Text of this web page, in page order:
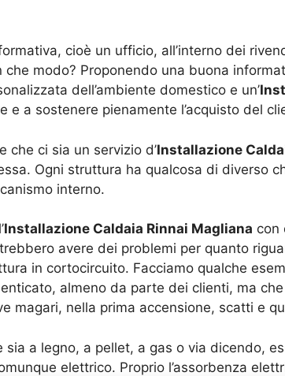
cioè un ufficio, all’interno dei
modo? Proponendo una buona
dell’ambiente domestico e un’
a sostenere pienamente l’acquisto del
che ci sia un servizio d’Installazione
Ogni struttura ha qualcosa di diverso
interno.
Installazione Caldaia Rinnai Magliana con
avere dei problemi per quanto
in cortocircuito. Facciamo qualche
almeno da parte dei clienti, ma
magari, nella prima accensione, scatti e
a legno, a pellet, a gas o via dicendo,
elettrico. Proprio l’assorbenza